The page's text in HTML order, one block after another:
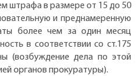
штрафа в размере от 15 до 50
и преднамеренную
более чем за один месяц
в соответствии со ст.175
(возбуждение дела по этой
органов прокуратуры).